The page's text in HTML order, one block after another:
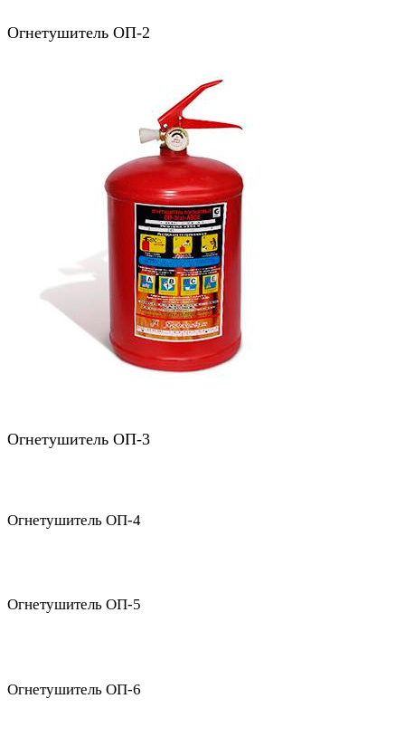
Огнетушитель ОП-2
Огнетушитель ОП-3
Огнетушитель ОП-4
Огнетушитель ОП-5
Огнетушитель ОП-6